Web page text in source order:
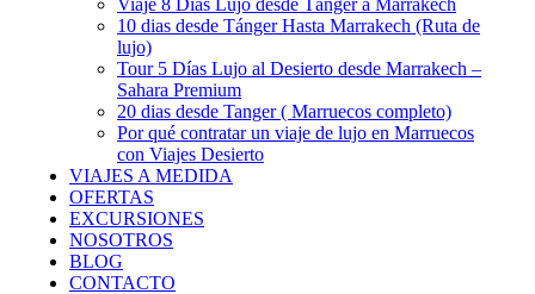
Viaje 8 Días Lujo desde Tánger a Marrakech
10 dias desde Tánger Hasta Marrakech (Ruta de
lujo)
Tour 5 Días Lujo al Desierto desde Marrakech –
Sahara Premium
20 dias desde Tanger ( Marruecos completo)
Por qué contratar un viaje de lujo en Marruecos
con Viajes Desierto
VIAJES A MEDIDA
OFERTAS
EXCURSIONES
NOSOTROS
BLOG
CONTACTO